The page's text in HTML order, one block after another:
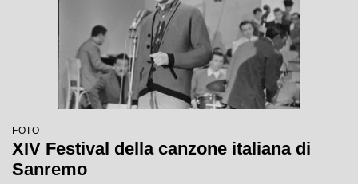
FOTO
XIV Festival della canzone italiana di
Sanremo